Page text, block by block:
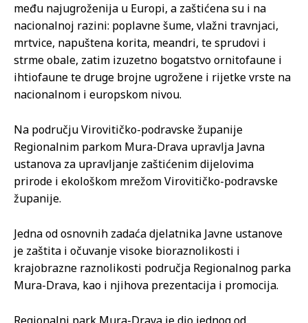
među najugroženija u Europi, a zaštićena su i na
nacionalnoj razini: poplavne šume, vlažni travnjaci,
mrtvice, napuštena korita, meandri, te sprudovi i
strme obale, zatim izuzetno bogatstvo ornitofaune i
ihtiofaune te druge brojne ugrožene i rijetke vrste na
nacionalnom i europskom nivou.
Na području Virovitičko-podravske županije
Regionalnim parkom Mura-Drava upravlja Javna
ustanova za upravljanje zaštićenim dijelovima
prirode i ekološkom mrežom Virovitičko-podravske
županije.
Jedna od osnovnih zadaća djelatnika Javne ustanove
je zaštita i očuvanje visoke bioraznolikosti i
krajobrazne raznolikosti područja Regionalnog parka
Mura-Drava, kao i njihova prezentacija i promocija.